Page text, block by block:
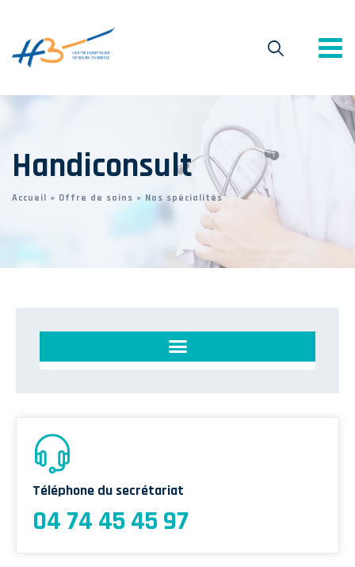
Handiconsult
Accueil » Offre de soins » Nos spécialités
Téléphone du secrétariat
04 74 45 45 97